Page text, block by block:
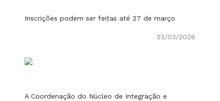
Inscrições podem ser feitas até 27 de março
23/03/2026
A Coordenação do Núcleo de Integração e